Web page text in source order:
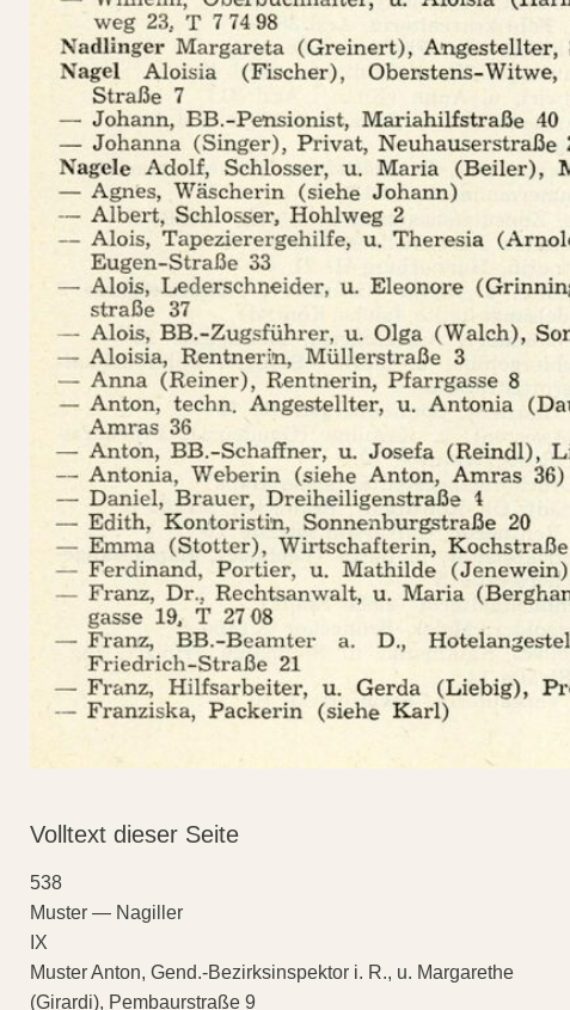
Volltext dieser Seite
538
Muster — Nagiller
IX
Muster Anton, Gend.-Bezirksinspektor i. R., u. Margarethe
(Girardi), Pembaurstraße 9